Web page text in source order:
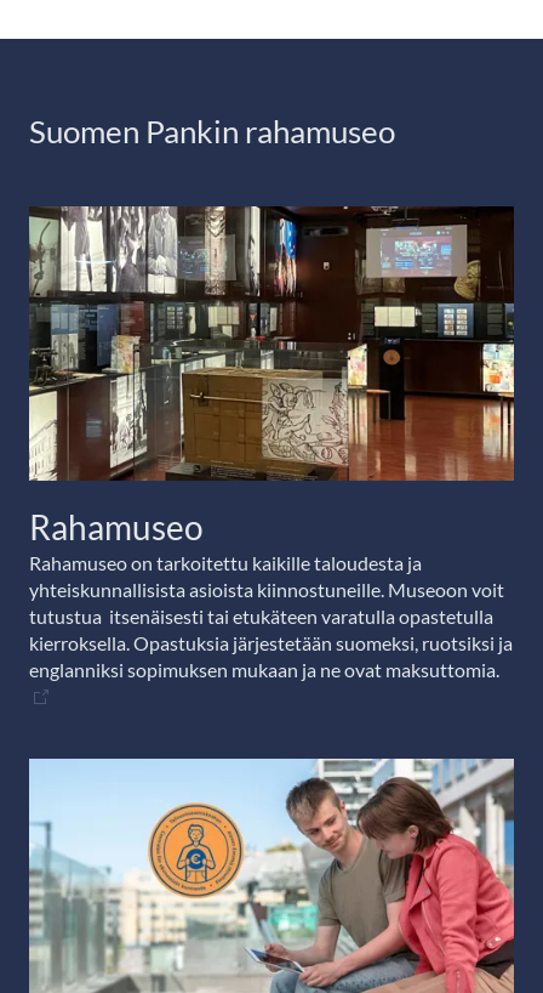
Suomen Pankin rahamuseo
Rahamuseo
Rahamuseo on tarkoitettu kaikille taloudesta ja
yhteiskunnallisista asioista kiinnostuneille. Museoon voit
tutustua itsenäisesti tai etukäteen varatulla opastetulla
kierroksella. Opastuksia järjestetään suomeksi, ruotsiksi ja
englanniksi sopimuksen mukaan ja ne ovat maksuttomia.